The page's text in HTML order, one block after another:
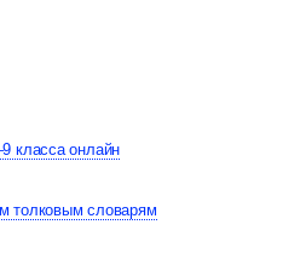
класса онлайн
толковым словарям